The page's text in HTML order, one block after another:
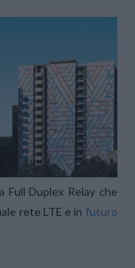
Full Duplex Relay che
rete LTE e in futuro